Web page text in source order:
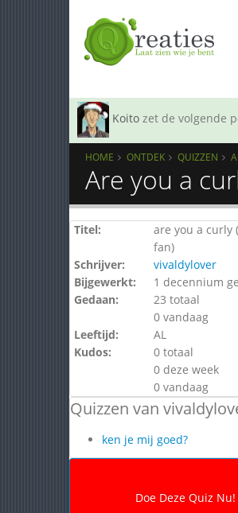
Koito zet de volgende
HOME ONTDEK QUIZZEN
Are you a
Titel:
are you a curly
fan)
Schrijver:
vivaldylover
Bijgewerkt:
1 decennium
Gedaan:
23 totaal
0 vandaag
Leeftijd:
AL
Kudos:
0 totaal
0 deze week
0 vandaag
Quizzen van
ken je mij goed?